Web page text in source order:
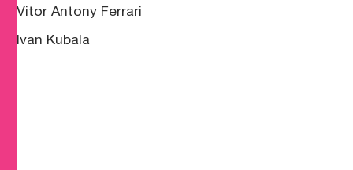
Vitor Antony Ferrari
Ivan Kubala